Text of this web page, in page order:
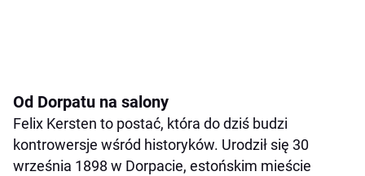
Od Dorpatu na salony
Felix Kersten to postać, która do dziś budzi
kontrowersje wśród historyków. Urodził się 30
września 1898 w Dorpacie, estońskim mieście